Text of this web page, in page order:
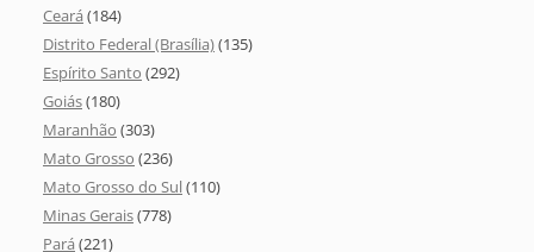
Ceará (184)
Distrito Federal (Brasília)(135)
Espírito Santo (292)
Goiás(180)
Maranhão (303)
Mato Grosso (236)
Mato Grosso do Sul(110)
Minas Gerais(778)
Pará (221)